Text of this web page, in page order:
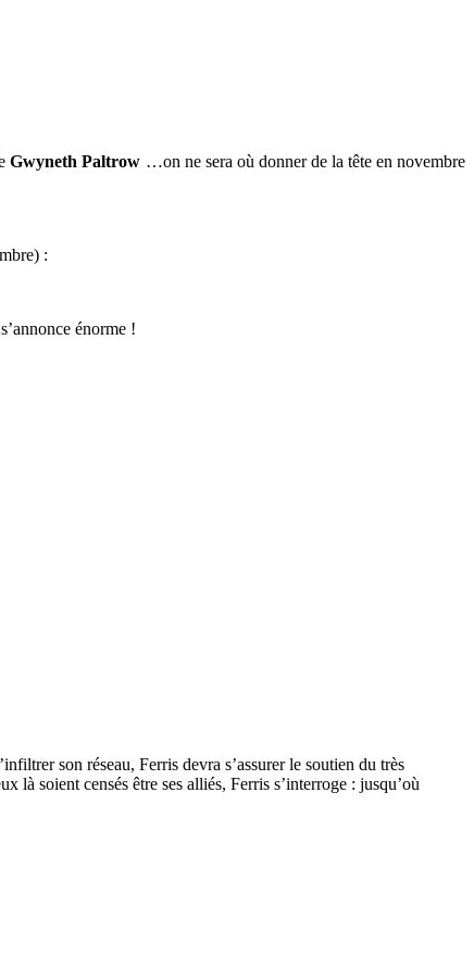
Gwyneth Paltrow …on ne sera où donner de la tête en novembre
:
énorme !
son réseau, Ferris devra s’assurer le soutien du très
soient censés être ses alliés, Ferris s’interroge : jusqu’où